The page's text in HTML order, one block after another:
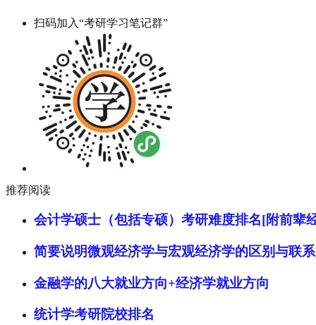
扫码加入“考研学习笔记群”
推荐阅读
会计学硕士（包括专硕）考研难度排名[附前辈
简要说明微观经济学与宏观经济学的区别与联系
金融学的八大就业方向+经济学就业方向
统计学考研院校排名